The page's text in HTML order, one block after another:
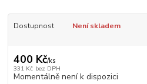
Dostupnost Není skladem
400 Kč/ks
331 Kč bez DPH
Momentálně není k dispozici